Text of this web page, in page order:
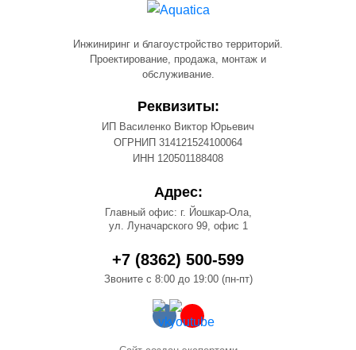
Инжиниринг и благоустройство территорий.
Проектирование, продажа, монтаж и
обслуживание.
Реквизиты:
ИП Василенко Виктор Юрьевич
ОГРНИП 314121524100064
ИНН 120501188408
Адрес:
Главный офис: г. Йошкар-Ола,
ул. Луначарского 99, офис 1
+7 (8362) 500-599
Звоните с 8:00 до 19:00 (пн-пт)